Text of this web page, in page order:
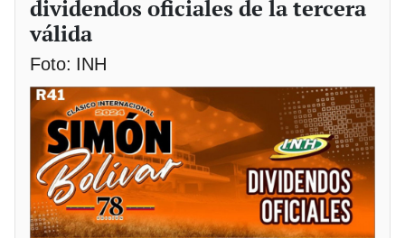
dividendos oficiales de la tercera
válida
Foto: INH